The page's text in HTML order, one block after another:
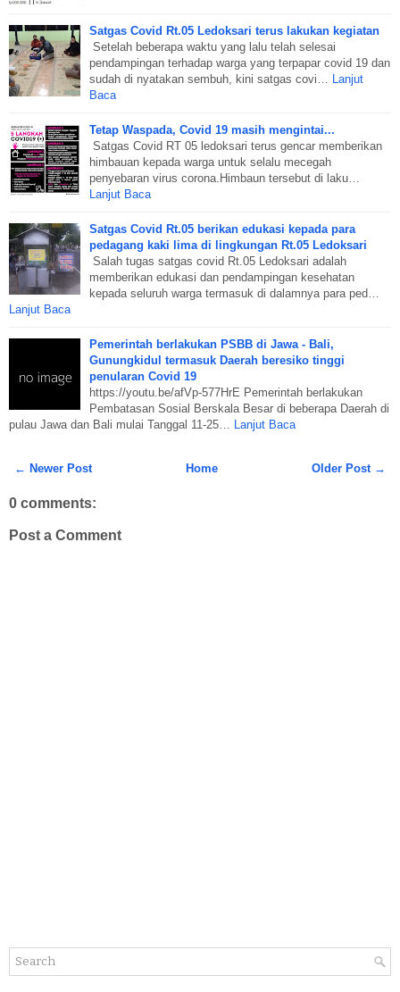
Satgas Covid Rt.05 Ledoksari terus lakukan kegiatan
Setelah beberapa waktu yang lalu telah selesai
pendampingan terhadap warga yang terpapar covid 19 dan
sudah di nyatakan sembuh, kini satgas covi…
Lanjut
Baca
Tetap Waspada, Covid 19 masih mengintai...
Satgas Covid RT 05 ledoksari terus gencar memberikan
himbauan kepada warga untuk selalu mecegah
penyebaran virus corona.Himbaun tersebut di laku…
Lanjut Baca
Satgas Covid Rt.05 berikan edukasi kepada para
pedagang kaki lima di lingkungan Rt.05 Ledoksari
Salah tugas satgas covid Rt.05 Ledoksari adalah
memberikan edukasi dan pendampingan kesehatan
kepada seluruh warga termasuk di dalamnya para ped…
Lanjut Baca
Pemerintah berlakukan PSBB di Jawa - Bali,
Gunungkidul termasuk Daerah beresiko tinggi
penularan Covid 19
https://youtu.be/afVp-577HrE Pemerintah berlakukan
Pembatasan Sosial Berskala Besar di beberapa Daerah di
pulau Jawa dan Bali mulai Tanggal 11-25…
Lanjut Baca
← Newer Post Older Post →
Home
0 comments:
Post a Comment